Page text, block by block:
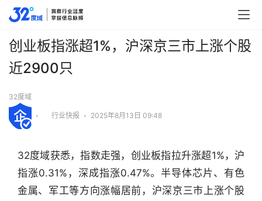
创业板指涨超1%，沪深京三市上涨个股
近2900只
32度域
• 行业快报 • 2025年8月13日 09:48
32度域获悉，指数走强，创业板指拉升涨超1%，沪
指涨0.31%，深成指涨0.47%。半导体芯片、有色
金属、军工等方向涨幅居前，沪深京三市上涨个股